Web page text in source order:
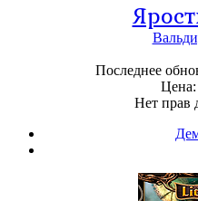
Последнее
Нет прав